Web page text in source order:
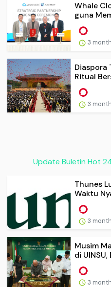
Whale
guna
3
Diaspora
Ritual
3
Update Buletin Hot
Thunes
Waktu
3
Musim
di UINSU,
3